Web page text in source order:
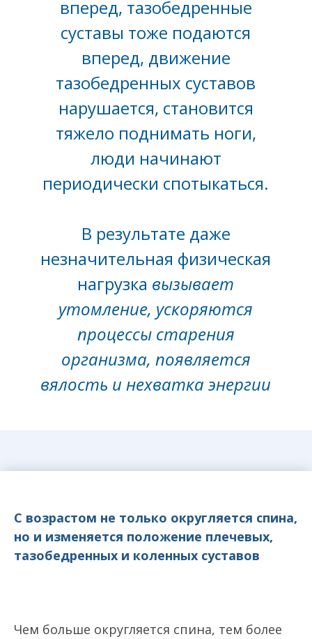
вперед, тазобедренные
суставы тоже подаются
вперед, движение
тазобедренных суставов
нарушается, становится
тяжело поднимать ноги,
люди начинают
периодически спотыкаться.
В результате даже
незначительная физическая
нагрузка вызывает
утомление, ускоряются
процессы старения
организма, появляется
вялость и нехватка энергии
С возрастом не только округляется спина,
но и изменяется положение плечевых,
тазобедренных и коленных суставов
Чем больше округляется спина, тем более